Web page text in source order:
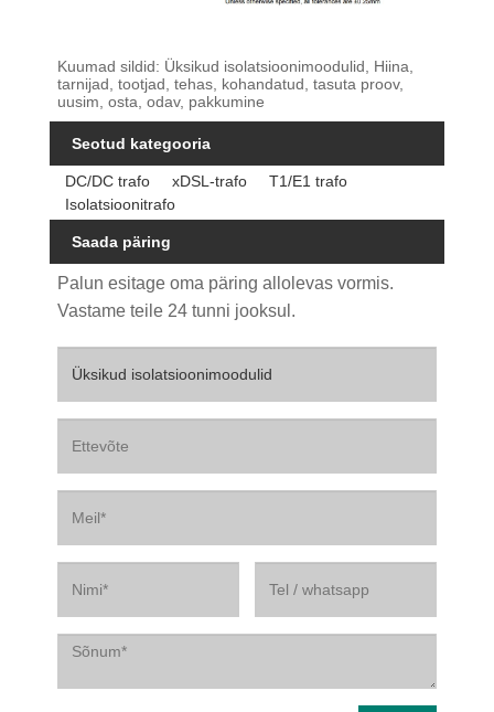
Kuumad sildid: Üksikud isolatsioonimoodulid, Hiina,
tarnijad, tootjad, tehas, kohandatud, tasuta proov,
uusim, osta, odav, pakkumine
Seotud kategooria
DC/DC trafo xDSL-trafo
T1/E1 trafo
Isolatsioonitrafo
Saada päring
Palun esitage oma päring allolevas vormis.
Vastame teile 24 tunni jooksul.